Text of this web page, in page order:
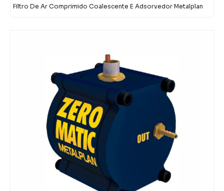
Filtro De Ar Comprimido Coalescente E Adsorvedor Metalplan